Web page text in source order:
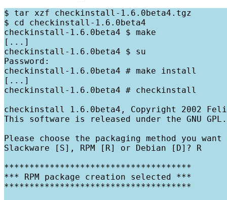
$ tar xzf checkinstall-1.6.0beta4.tgz
$ cd checkinstall-1.6.0beta4
checkinstall-1.6.0beta4 $ make
[...]
checkinstall-1.6.0beta4 $ su
Password:
checkinstall-1.6.0beta4 # make install
[...]
checkinstall-1.6.0beta4 # checkinstall
checkinstall 1.6.0beta4, Copyright 2002
This software is released under the GNU GPL.
Please choose the packaging method you
Slackware [S], RPM [R] or Debian [D]? R
*************************************
*** RPM package creation selected ***
*************************************